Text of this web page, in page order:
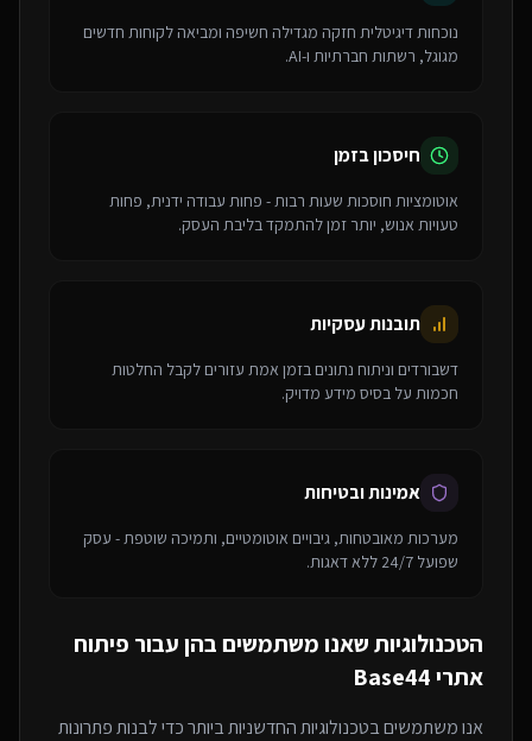
נוכחות דיגיטלית חזקה מגדילה חשיפה ומביאה לקוחות חדשים
מגוגל, רשתות חברתיות ו-AI.
חיסכון בזמן
אוטומציות חוסכות שעות רבות - פחות עבודה ידנית, פחות
טעויות אנוש, יותר זמן להתמקד בליבת העסק.
תובנות עסקיות
דשבורדים וניתוח נתונים בזמן אמת עזורים לקבל החלטות
חכמות על בסיס מידע מדויק.
אמינות ובטיחות
מערכות מאובטחות, גיבויים אוטומטיים, ותמיכה שוטפת - עסק
שפועל 24/7 ללא דאגות.
הטכנולוגיות שאנו משתמשים בהן עבור פיתוח
אתרי Base44
אנו משתמשים בטכנולוגיות החדשניות ביותר כדי לבנות פתרונות